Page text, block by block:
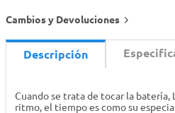
Cambios y Devoluciones
Descripción
Cuando se trata de tocar la batería,
ritmo, el tiempo es como su